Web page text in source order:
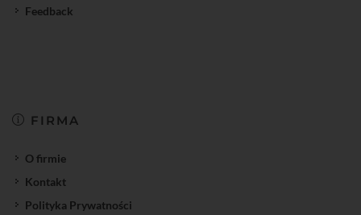
Feedback
FIRMA
O firmie
Kontakt
Polityka Prywatności